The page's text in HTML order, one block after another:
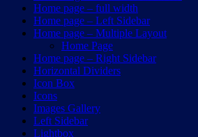
Home page – full width
Home page – Left Sidebar
Home page – Multiple Layout
Home Page
Home page – Right Sidebar
Horizontal Dividers
Icon Box
Icons
Images Gallery
Left Sidebar
Lightbox